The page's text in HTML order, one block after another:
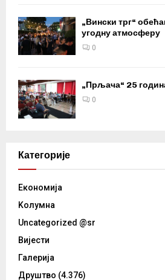
„Вински трг“
угодну атмосферу
0
„Прљача“ 25
0
Категорије
Eкономија
Kолумнa
Uncategorized @sr
Вијести
Галерија
Друштво (4.376)